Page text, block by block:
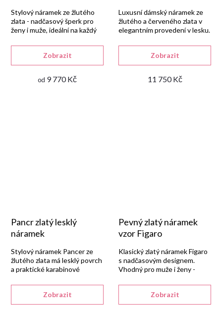
od 9 770 Kč
Zobrazit
Stylový náramek ze žlutého
zlata - nadčasový šperk pro
ženy i muže, ideální na každý
11 750 Kč
Zobrazit
Luxusní dámský náramek ze
žlutého a červeného zlata v
elegantním provedení v lesku.
Pancr zlatý lesklý
náramek
Zobrazit
Stylový náramek Pancer ze
žlutého zlata má lesklý povrch
a praktické karabinové
Pevný zlatý náramek
vzor Figaro
Zobrazit
Klasický zlatý náramek Figaro
s nadčasovým designem.
Vhodný pro muže i ženy -